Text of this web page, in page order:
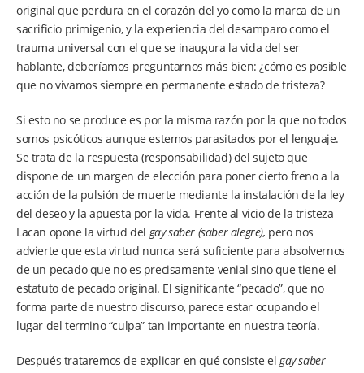
original que perdura en el corazón del yo como la marca de un
sacrificio primigenio, y la experiencia del desamparo como el
trauma universal con el que se inaugura la vida del ser
hablante, deberíamos preguntarnos más bien: ¿cómo es posible
que no vivamos siempre en permanente estado de tristeza?
Si esto no se produce es por la misma razón por la que no todos
somos psicóticos aunque estemos parasitados por el lenguaje.
Se trata de la respuesta (responsabilidad) del sujeto que
dispone de un margen de elección para poner cierto freno a la
acción de la pulsión de muerte mediante la instalación de la ley
del deseo y la apuesta por la vida. Frente al vicio de la tristeza
Lacan opone la virtud delgay saber (saber alegre), pero nos
advierte que esta virtud nunca será suficiente para absolvernos
de un pecado que no es precisamente venial sino que tiene el
estatuto de pecado original. El significante “pecado”, que no
forma parte de nuestro discurso, parece estar ocupando el
lugar del termino “culpa” tan importante en nuestra teoría.
Después trataremos de explicar en qué consiste elgay saber